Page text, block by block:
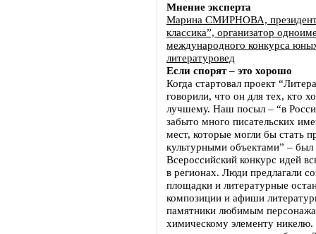
Мнение эксперта
Марина СМИРНОВА,
классика”, организатор
международного конкурса
литературовед
Если спорят – это хорошо
Когда стартовал проект
говорили, что он для тех, кто
лучшему. Наш посыл – “в
забыто много писательских
мест, которые могли бы стать
культурными объектами” – был
Всероссийский конкурс идей
в регионах. Люди предлагали
площадки и литературные
композиции и афиши
памятники любимым
химическому элементу никелю.